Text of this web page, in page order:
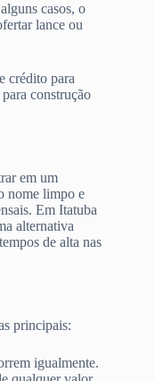
casos, o
lance ou
crédito para
construção
em um
nome limpo e
Em Itatuba
alternativa
de alta nas
principais:
igualmente.